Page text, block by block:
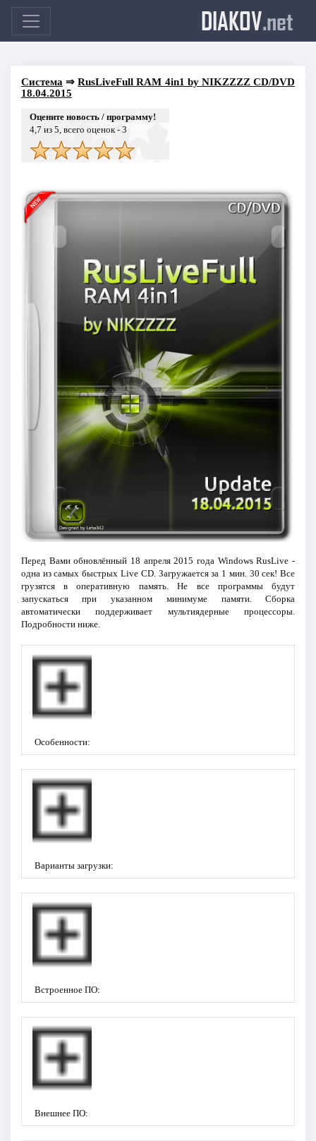
DIAKOV.net
Система ⇒RusLiveFull RAM 4in1 by NIKZZZZ CD/DVD
18.04.2015
Оцените новость / программу!
4,7 из 5, всего оценок - 3
Перед Вами обновлённый 18 апреля 2015 года Windows RusLive -
одна из самых быстрых Live CD. Загружается за 1 мин. 30 сек! Все
грузятся в оперативную память. Не все программы будут
запускаться при указанном минимуме памяти. Сборка
автоматически поддерживает мультиядерные процессоры.
Подробности ниже.
Особенности:
Варианты загрузки:
Встроенное ПО:
Внешнее ПО: